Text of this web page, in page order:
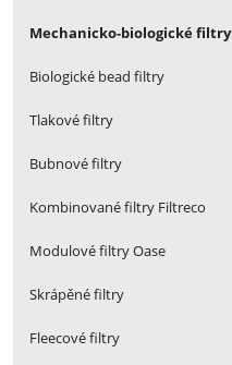
Mechanicko-biologické filtry
Biologické bead filtry
Tlakové filtry
Bubnové filtry
Kombinované filtry Filtreco
Modulové filtry Oase
Skrápěné filtry
Fleecové filtry